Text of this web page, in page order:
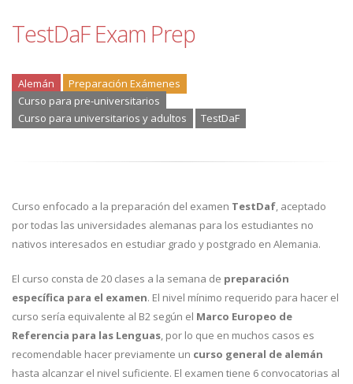
TestDaF Exam Prep
Alemán
Preparación Exámenes
Curso para pre-universitarios
Curso para universitarios y adultos
TestDaF
Curso enfocado a la preparación del examen TestDaf, aceptado
por todas las universidades alemanas para los estudiantes no
nativos interesados en estudiar grado y postgrado en Alemania.
El curso consta de 20 clases a la semana de preparación
específica para el examen. El nivel mínimo requerido para hacer el
curso sería equivalente al B2 según el Marco Europeo de
Referencia para las Lenguas, por lo que en muchos casos es
recomendable hacer previamente un curso general de alemán
hasta alcanzar el nivel suficiente. El examen tiene 6 convocatorias al